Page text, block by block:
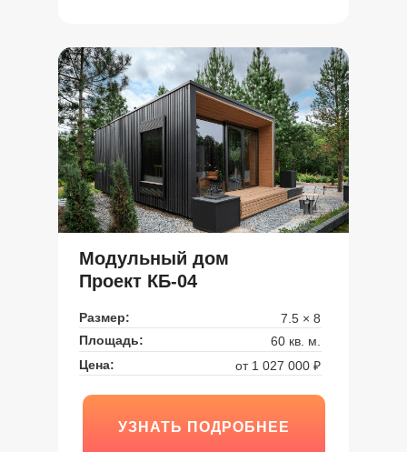
Модульный дом
Проект КБ-04
Размер:
7.5 × 8
Площадь:
60 кв. м.
Цена:
от 1 027 000 ₽
УЗНАТЬ ПОДРОБНЕЕ
УЗНАТЬ ПОДРОБНЕЕ